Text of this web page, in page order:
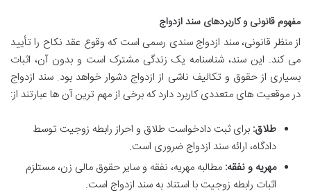
مفهوم قانونی و کاربردهای سند ازدواج
از منظر قانونی، سند ازدواج سندی رسمی است که وقوع عقد نکاح را تأیید
می کند. این سند، شناسنامه یک زندگی مشترک است و بدون آن، اثبات
بسیاری از حقوق و تکالیف ناشی از ازدواج دشوار خواهد بود. سند ازدواج
در موقعیت های متعددی کاربرد دارد که برخی از مهم ترین آن ها عبارتند از:
طلاق: برای ثبت دادخواست طلاق و احراز رابطه زوجیت توسط
دادگاه، ارائه سند ازدواج ضروری است.
مهریه و نفقه: مطالبه مهریه، نفقه و سایر حقوق مالی زن، مستلزم
اثبات رابطه زوجیت با استناد به سند ازدواج است.